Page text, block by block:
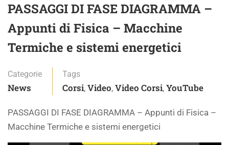
PASSAGGI DI FASE DIAGRAMMA –
Appunti di Fisica – Macchine
Termiche e sistemi energetici
Categorie
News
Tags
Corsi, Video, Video Corsi, YouTube
PASSAGGI DI FASE DIAGRAMMA – Appunti di Fisica –
Macchine Termiche e sistemi energetici